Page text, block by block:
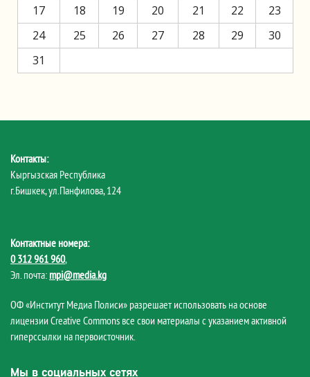
17
18 19 20 21 22
23
24
25 26 27 28 29
30
31
Контакты:
Кыргызская Республика
г.Бишкек, ул.Панфилова, 124
Контактные номера:
0 312 961 960,
Эл. почта: mpi@media.kg
ОФ «Институт Медиа Полиси» разрешает использовать на основе
лицензии Creative Commons все свои материалы с указанием активной
гиперссылки на первоисточник.
Мы в социальных сетях